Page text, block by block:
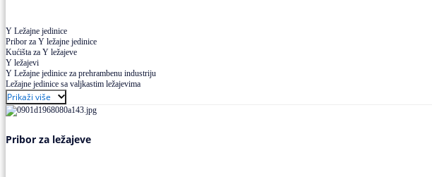
Y Ležajne jedinice
Pribor za Y ležajne jedinice
Kućišta za Y ležajeve
Y ležajevi
Y Ležajne jedinice za prehrambenu industriju
Ležajne jedinice sa valjkastim ležajevima
Prikaži više
Pribor za ležajeve